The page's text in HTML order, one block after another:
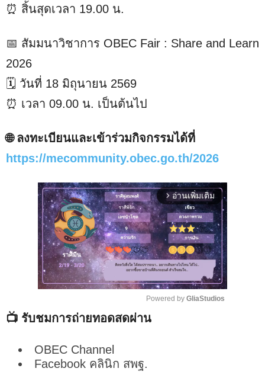
⏰ สิ้นสุดเวลา 19.00 น.
📅 สัมมนาวิชาการ OBEC Fair : Share and Learn
2026
🗓️ วันที่ 18 มิถุนายน 2569
⏰ เวลา 09.00 น. เป็นต้นไป
🌐 ลงทะเบียนและเข้าร่วมกิจกรรมได้ที่
https://mecommunity.obec.go.th/2026
arrow_forward_ios อ่านเพิ่มเติม
Powered by GliaStudios
📺 รับชมการถ่ายทอดสดผ่าน
OBEC Channel
Facebook คลินิก สพฐ.